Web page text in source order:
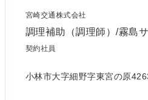
宮崎交通株式会社
調理補助（調理師）/霧島
契約社員
小林市大字細野字東宮の原